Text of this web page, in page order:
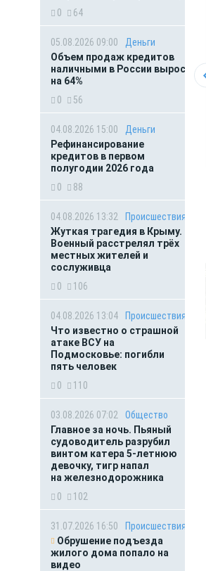
0
64
05.08.2026 09:00
Деньги
Объем продаж кредитов
наличными в России вырос
на 64%
0
56
04.08.2026 15:00
Деньги
Рефинансирование
кредитов в первом
полугодии 2026 года
0
88
04.08.2026 13:32
Происшествия
Жуткая трагедия в Крыму.
Военный расстрелял трёх
местных жителей и
сослуживца
0
106
04.08.2026 13:04
Происшествия
Что известно о страшной
атаке ВСУ на
Подмосковье: погибли
пять человек
0
110
03.08.2026 07:02
Общество
Главное за ночь. Пьяный
судоводитель разрубил
винтом катера 5-летнюю
девочку, тигр напал
на железнодорожника
0
102
31.07.2026 16:50
Происшествия
Обрушение подъезда
жилого дома попало на
видео